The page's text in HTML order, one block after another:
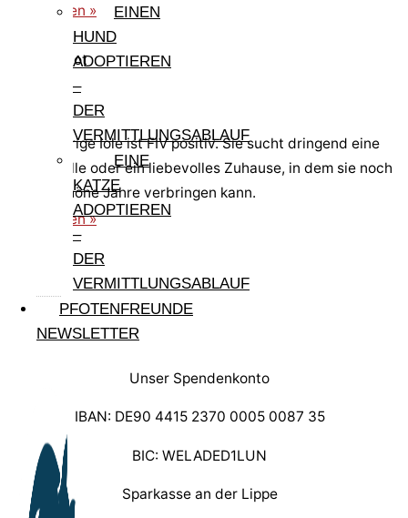
EINEN
HUND
ADOPTIEREN
–
DER
VERMITTLUNGSABLAUF
EINE
KATZE
ADOPTIEREN
–
DER
VERMITTLUNGSABLAUF
PFOTENFREUNDE
NEWSLETTER
weiterlesen »
Pfote in Not
Die elfjährige Iole ist FIV positiv. Sie sucht dringend eine
Pflegestelle oder ein liebevolles Zuhause, in dem sie noch
einige schöne Jahre verbringen kann.
weiterlesen »
Unser Spendenkonto
IBAN: DE90 4415 2370 0005 0087 35
BIC: WELADED1LUN
Sparkasse an der Lippe